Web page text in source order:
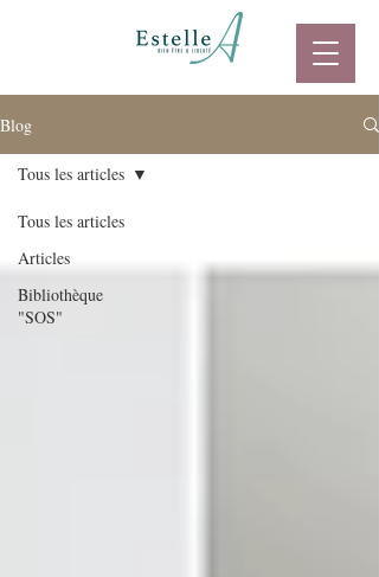
Blog
Tous les articles
Articles
Bibliothèque
"SOS"
Tous les articles